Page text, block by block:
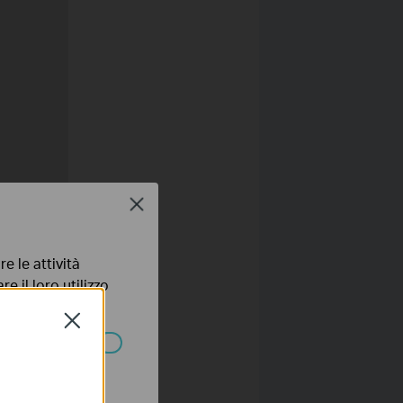
Close
le attività
il loro utilizzo
essere
Close